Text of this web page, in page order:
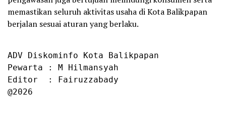
memastikan seluruh aktivitas usaha di Kota Balikpapan
berjalan sesuai aturan yang berlaku.
ADV Diskominfo Kota Balikpapan
Pewarta : M Hilmansyah
Editor  : Fairuzzabady
@2026